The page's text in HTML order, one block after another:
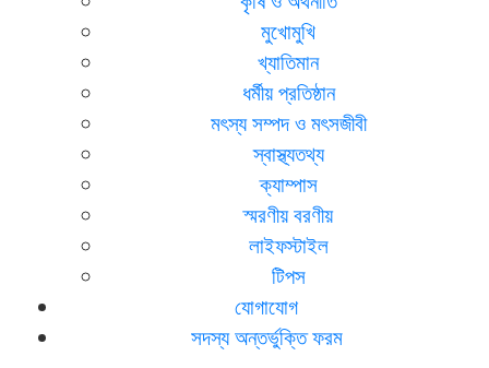
মুখোমুখি
খ্যাতিমান
ধর্মীয় প্রতিষ্ঠান
মৎস্য সম্পদ ও মৎসজীবী
স্বাস্থ্যতথ্য
ক্যাম্পাস
স্মরণীয় বরণীয়
লাইফস্টাইল
টিপস
যোগাযোগ
সদস্য অন্তর্ভুক্তি ফরম